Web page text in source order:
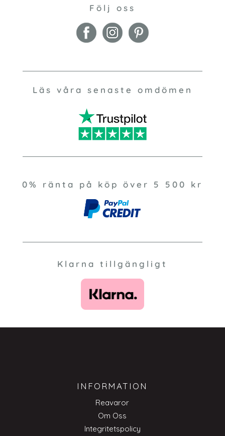
Följ oss
Läs våra senaste omdömen
0% ränta på köp över 5 500 kr
Klarna tillgängligt
INFORMATION
Reavaror
Om Oss
Integritetspolicy